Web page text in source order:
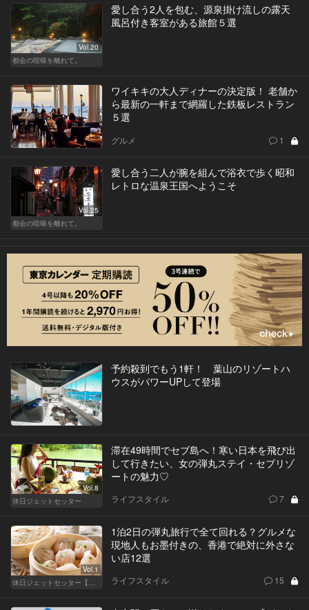
Vol.20
都会の喧噪を離れて。
愛し合う2人を包む、源泉掛け流しの露天
風呂付き客室がある旅館５選
ワイキキの大人ディナーの決定版！ 老舗か
ら最新の一軒まで網羅した鉄板レストラン
５選
グルメ 1
Vol.25
都会の喧噪を離れて。
愛し合う二人が腕を組んで浴衣で歩く昭和
レトロな温泉王国へようこそ
予約殺到でもう1軒！ 葉山のリゾートハ
ウスがパワーUPして登場
Vol.8
休日ジェットセッター
滞在49時間でセブ島へ！寒い日本を飛び出
して行きたい、女の弾丸ステイ・セブリゾ
ートの魅力♡
ライフスタイル 7
Vol.1
休日ジェットセッター【厳選スポット編】
1泊2日の弾丸旅行で全て回れる？グルメな
現地人もお墨付きの、香港で絶対に外さな
い店12選
ライフスタイル 15